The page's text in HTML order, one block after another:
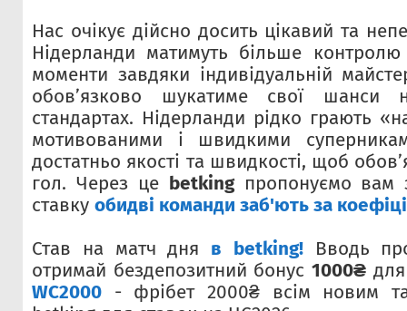
Нас очікує дійсно досить цікавий та
Нідерланди матимуть більше контролю
моменти завдяки індивідуальній
обов’язково шукатиме свої шанси
стандартах. Нідерланди рідко грають
мотивованими і швидкими
достатньо якості та швидкості, щоб
гол. Через це betkingпропонуємо вам
ставку обидві команди заб'ють за
Став на матч дня в betking!Вводь
отримай бездепозитний бонус 1000₴
WC2000 - фрібет 2000₴ всім новим